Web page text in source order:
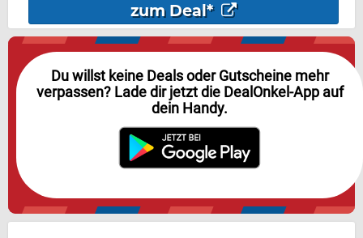
zum Deal*
Du willst keine Deals oder Gutscheine mehr
verpassen? Lade dir jetzt die DealOnkel-App auf
dein Handy.